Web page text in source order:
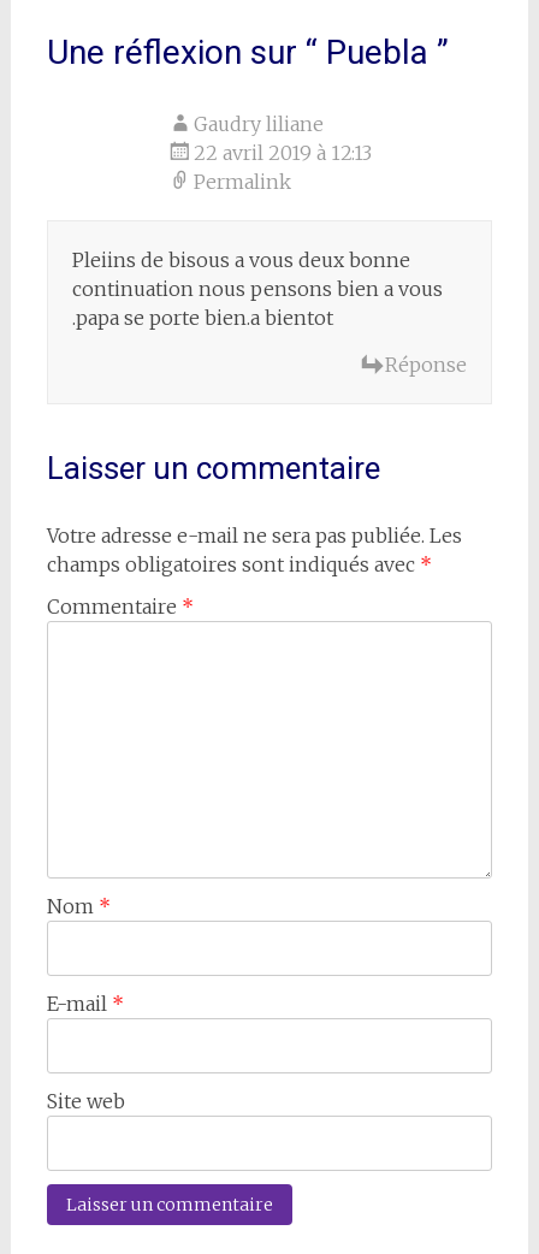
l'article
Une réflexion sur “ Puebla ”
Gaudry liliane
22 avril 2019 à 12:13
Permalink
Pleiins de bisous a vous deux bonne
continuation nous pensons bien a vous
.papa se porte bien.a bientot
Réponse
Laisser un commentaire
Votre adresse e-mail ne sera pas publiée. Les
champs obligatoires sont indiqués avec *
Commentaire *
Nom *
E-mail *
Site web